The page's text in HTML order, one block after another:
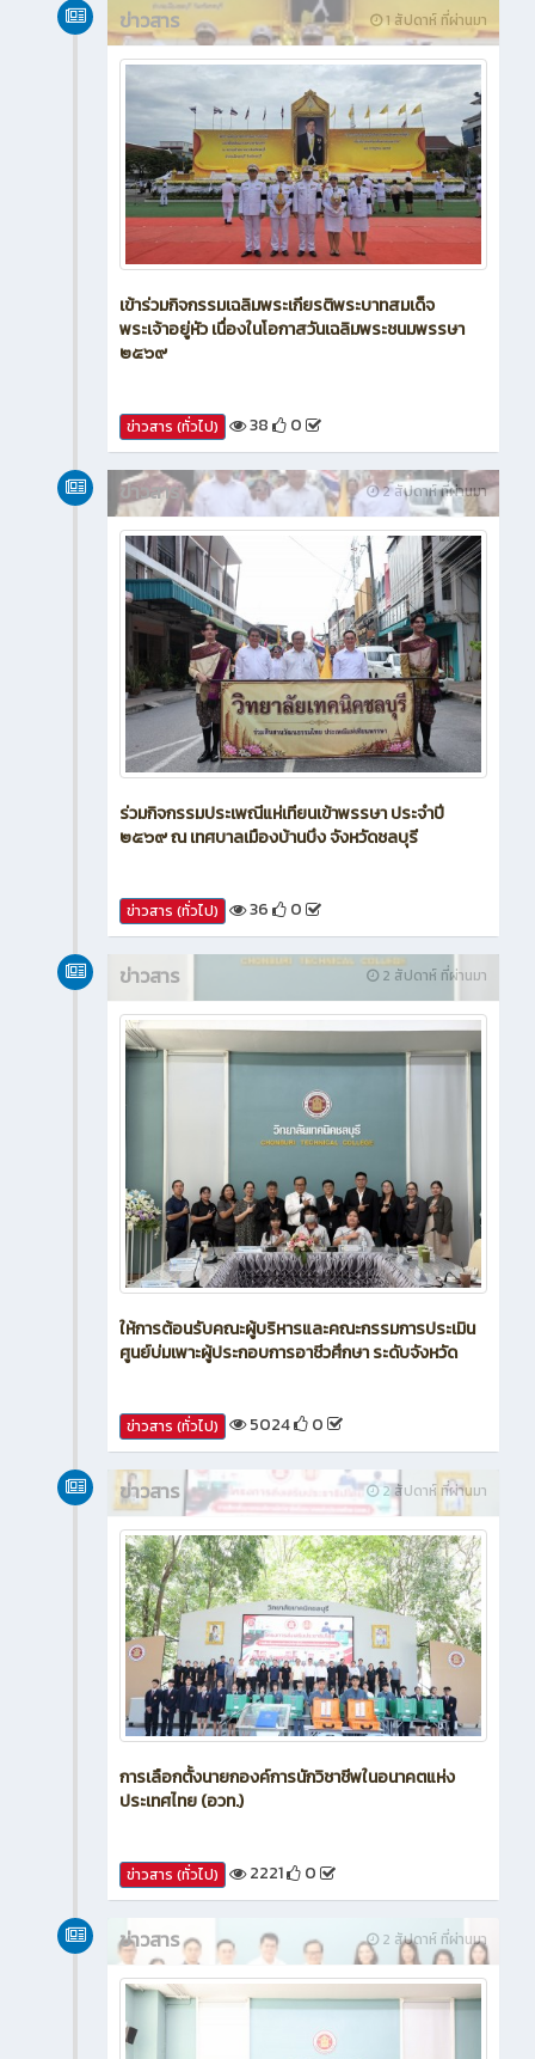
1 สัปดาห์ ที่ผ่านมา
ข่าวสาร
เข้าร่วมกิจกรรมเฉลิมพระเกียรติพระบาทสมเด็จ
พระเจ้าอยู่หัว เนื่องในโอกาสวันเฉลิมพระชนมพรรษา
๒๕๖๙
ข่าวสาร (ทั่วไป) 38 0
2 สัปดาห์ ที่ผ่านมา
ข่าวสาร
ร่วมกิจกรรมประเพณีแห่เทียนเข้าพรรษา ประจำปี
๒๕๖๙ ณ เทศบาลเมืองบ้านบึง จังหวัดชลบุรี
ข่าวสาร (ทั่วไป) 36 0
2 สัปดาห์ ที่ผ่านมา
ข่าวสาร
ให้การต้อนรับคณะผู้บริหารและคณะกรรมการประเมิน
ศูนย์บ่มเพาะผู้ประกอบการอาชีวศึกษา ระดับจังหวัด
ข่าวสาร (ทั่วไป) 5024 0
2 สัปดาห์ ที่ผ่านมา
ข่าวสาร
การเลือกตั้งนายกองค์การนักวิชาชีพในอนาคตแห่ง
ประเทศไทย (อวท.)
ข่าวสาร (ทั่วไป) 2221 0
2 สัปดาห์ ที่ผ่านมา
ข่าวสาร